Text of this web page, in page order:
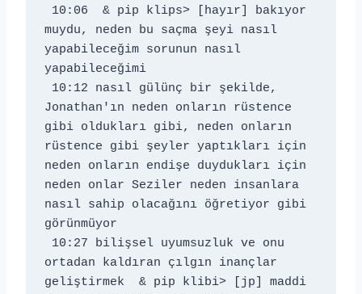
10:06
& pip klips> [hayır] bakıyor
muydu, neden bu saçma şeyi nasıl
yapabileceğim sorunun nasıl
yapabileceğimi
Jonathan'ın neden onların rüstence
gibi oldukları gibi, neden onların
rüstence gibi şeyler yaptıkları için
neden onların endişe duydukları için
neden onlar Seziler neden insanlara
nasıl sahip olacağını öğretiyor gibi
görünmüyor
ortadan kaldıran çılgın inançlar
geliştirmek
& pip klibi> [jp] maddi